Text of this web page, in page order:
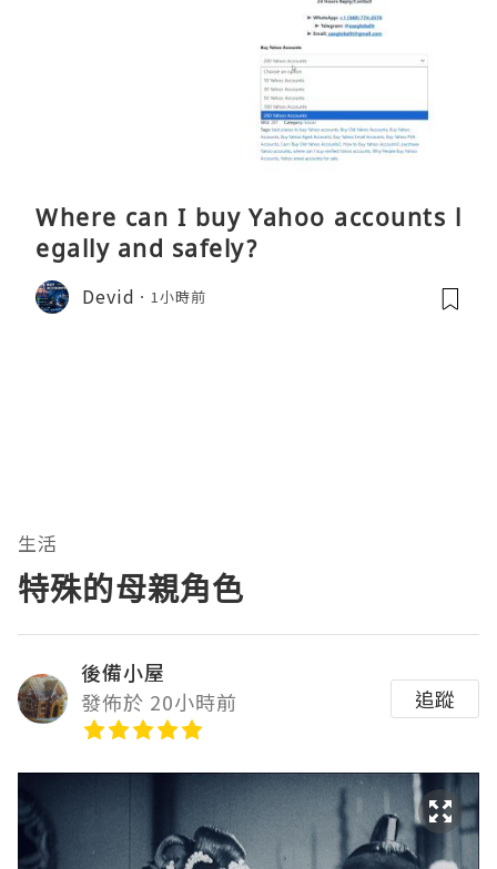
Where can I buy Yahoo accounts l
egally and safely?
Devid 1小時前
生活
特殊的母親角色
後備小屋
發佈於 20小時前
追蹤